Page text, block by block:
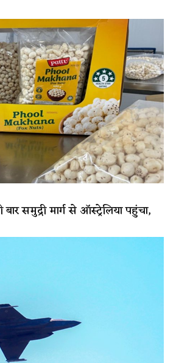
समुद्री मार्ग से ऑस्ट्रेलिया पहुंचा,